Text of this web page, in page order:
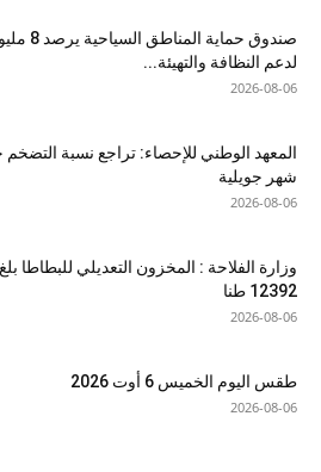
صندوق حماية
لدعم النظافة والتهيئة...
2026-08-06
المعهد الوطني للإحصاء: تراجع نسبة التضخم
شهر جويلية
2026-08-06
وزارة الفلاحة : المخزون التعديلي للبطاطا بلغ
12392 طنا
2026-08-06
طقس اليوم الخميس 6 أوت 2026
2026-08-06